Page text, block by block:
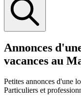
Annonces
vacances au
Petites annonces d'une
Particuliers et